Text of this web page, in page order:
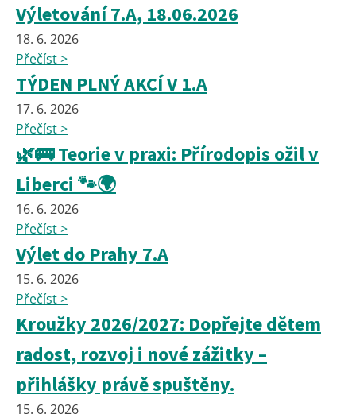
Výletování 7.A, 18.06.2026
18. 6. 2026
Přečíst >
TÝDEN PLNÝ AKCÍ V 1.A
17. 6. 2026
Přečíst >
🌿🚌 Teorie v praxi: Přírodopis ožil v
Liberci 🐾🌍
16. 6. 2026
Přečíst >
Výlet do Prahy 7.A
15. 6. 2026
Přečíst >
Kroužky 2026/2027: Dopřejte dětem
radost, rozvoj i nové zážitky –
přihlášky právě spuštěny.
15. 6. 2026